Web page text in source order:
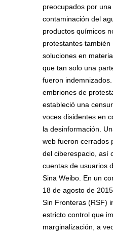
preocupados por
contaminación del
productos químicos
protestantes también
soluciones en
que tan solo una
fueron
embriones de
estableció una
voces disidentes en
la desinformación.
web fueron cerrados
del ciberespacio, así
cuentas de usuarios
Sina Weibo. En un
18 de agosto de
Sin Fronteras (RSF)
estricto control que
marginalización, a